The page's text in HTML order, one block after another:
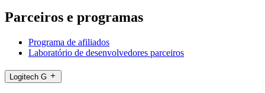
Parceiros e programas
Programa de afiliados
Laboratório de desenvolvedores parceiros
Logitech G